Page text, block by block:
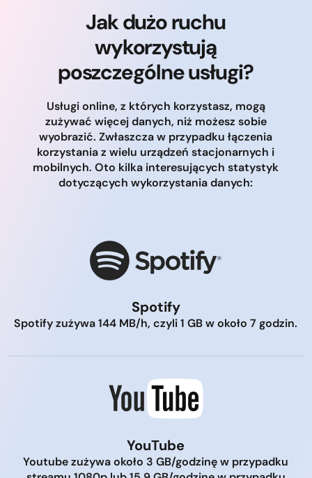
Jak dużo ruchu
wykorzystują
poszczególne usługi?
Usługi online, z których korzystasz, mogą
zużywać więcej danych, niż możesz sobie
wyobrazić. Zwłaszcza w przypadku łączenia
korzystania z wielu urządzeń stacjonarnych i
mobilnych. Oto kilka interesujących statystyk
dotyczących wykorzystania danych:
Spotify
Spotify zużywa 144 MB/h, czyli 1 GB w około 7 godzin.
YouTube
Youtube zużywa około 3 GB/godzinę w przypadku